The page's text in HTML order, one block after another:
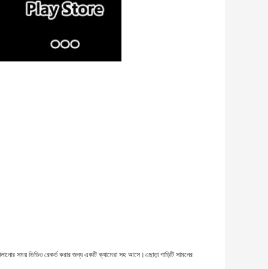
সময় ভিডিও রেকর্ড করার জন্য একটি ক্যামেরা সহ আসে।এছাড়া গাড়িটি সামনের